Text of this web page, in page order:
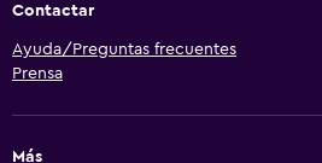
Contactar
Ayuda/Preguntas frecuentes
Prensa
Más